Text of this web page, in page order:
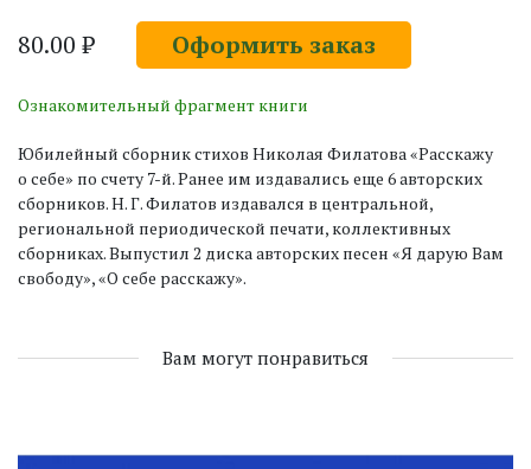
80.00 ₽ Оформить заказ
Ознакомительный фрагмент книги
Юбилейный сборник стихов Николая Филатова «Расскажу
о себе» по счету 7-й. Ранее им издавались еще 6 авторских
сборников. Н. Г. Филатов издавался в центральной,
региональной периодической печати, коллективных
сборниках. Выпустил 2 диска авторских песен «Я дарую Вам
свободу», «О себе расскажу».
Вам могут понравиться